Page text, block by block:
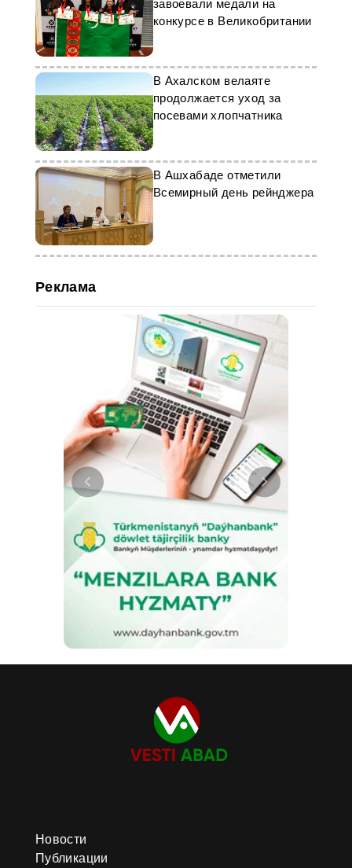
заболеваниями в Туркменистане.
завоевали медали на
конкурсе в Великобритании
В Ахалском велаяте
продолжается уход за
посевами хлопчатника
В Ашхабаде отметили
Всемирный день рейнджера
Реклама
Новости
Публикации